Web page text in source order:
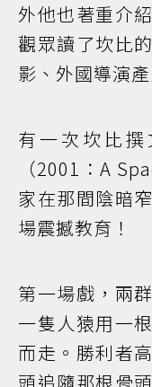
外他也著重介
觀眾讀了坎比
影、外國導演
有一次坎比撰
（2001：A
家在那間陰暗
場震撼教育！
第一場戲，兩
一隻人猿用一
而走。勝利者